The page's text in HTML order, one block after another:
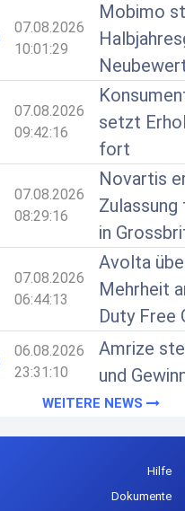
07.08.2026
10:01:29
Mobimo
07.08.2026
09:42:16
setzt
fort
07.08.2026
08:29:16
Novartis
Zulassung
in
07.08.2026
06:44:13
Avolta
Mehrheit
Duty Free
06.08.2026
23:31:10
Amrize
und
WEITERE NEWS
Hilfe
Dokumente